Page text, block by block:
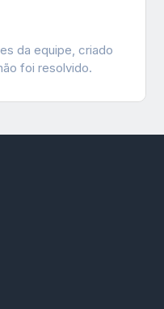
da equipe, criado
foi resolvido.